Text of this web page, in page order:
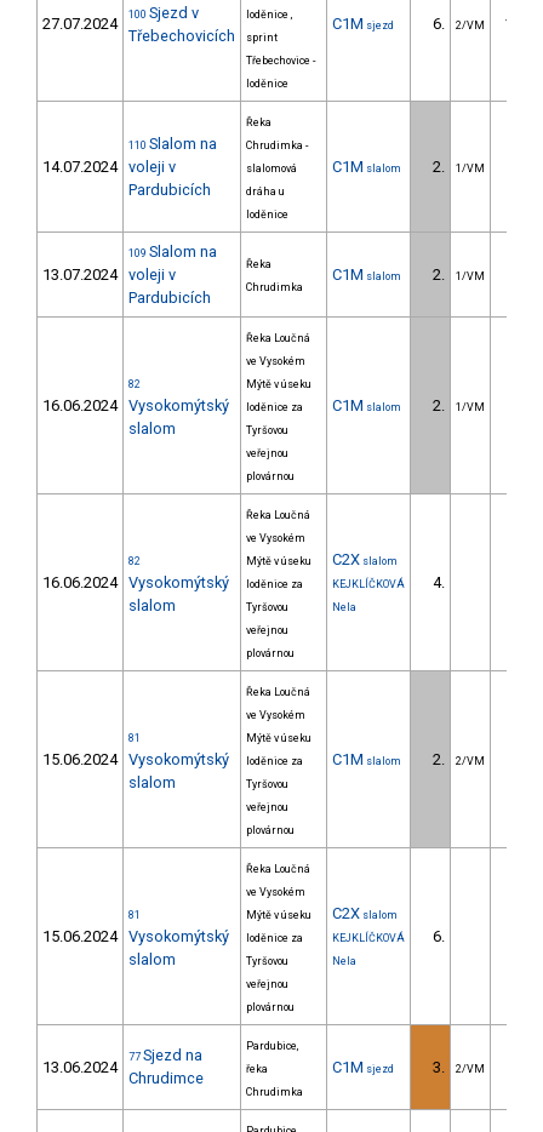
27.07.2024 100 Sjezd v
Třebechovicích
loděnice ,
sprint
Třebechovice -
loděnice
C1M sjezd 6. 2/VM
14.07.2024
110 Slalom na
voleji v
Pardubicích
Řeka
Chrudimka -
slalomová
dráha u
loděnice
C1M slalom 2. 1/VM
13.07.2024
109 Slalom na
voleji v
Pardubicích
Řeka
Chrudimka
C1M slalom 2. 1/VM
16.06.2024
82
Vysokomýtský
slalom
Řeka Loučná
ve Vysokém
Mýtě v úseku
loděnice za
Tyršovou
veřejnou
plovárnou
C1M slalom 2. 1/VM
16.06.2024
82
Vysokomýtský
slalom
Řeka Loučná
ve Vysokém
Mýtě v úseku
loděnice za
Tyršovou
veřejnou
plovárnou
C2X slalom
KEJKLÍČKOVÁ
Nela
4.
15.06.2024
81
Vysokomýtský
slalom
Řeka Loučná
ve Vysokém
Mýtě v úseku
loděnice za
Tyršovou
veřejnou
plovárnou
C1M slalom 2. 2/VM
15.06.2024
81
Vysokomýtský
slalom
Řeka Loučná
ve Vysokém
Mýtě v úseku
loděnice za
Tyršovou
veřejnou
plovárnou
C2X slalom
KEJKLÍČKOVÁ
Nela
6.
13.06.2024
77 Sjezd na
Chrudimce
Pardubice,
řeka
Chrudimka
C1M sjezd 3. 2/VM